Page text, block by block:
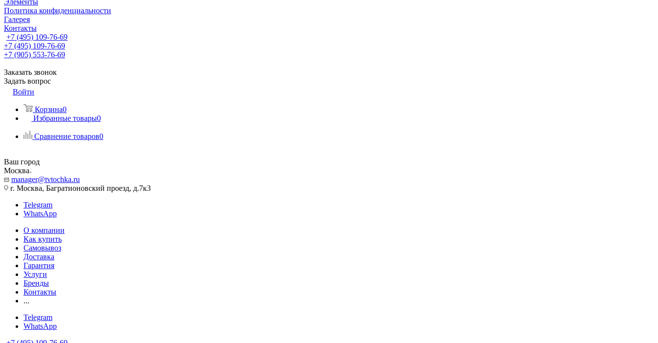
Элементы
Политика конфиденциальности
Галерея
Контакты
+7 (495) 109-76-69
+7 (495) 109-76-69
+7 (905) 553-76-69
Заказать звонок
Задать вопрос
Войти
Корзина0
Избранные товары0
Сравнение товаров0
Ваш город
Москва
manager@tvtochka.ru
г. Москва, Багратионовский проезд, д.7к3
Telegram
WhatsApp
О компании
Как купить
Самовывоз
Доставка
Гарантия
Услуги
Бренды
Контакты
...
Telegram
WhatsApp